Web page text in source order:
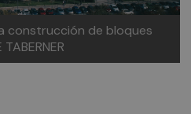
construcción de bloques